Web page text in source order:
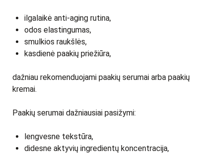
ilgalaikė anti-aging rutina,
odos elastingumas,
smulkios raukšlės,
kasdienė paakių priežiūra,
dažniau rekomenduojami paakių serumai arba paakių
kremai.
Paakių serumai dažniausiai pasižymi:
lengvesne tekstūra,
didesne aktyvių ingredientų koncentracija,